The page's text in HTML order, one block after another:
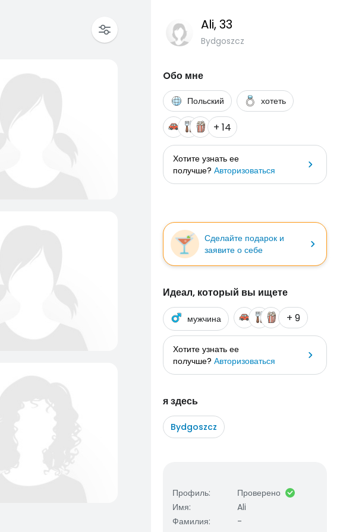
Ali, 33
Bydgoszcz
Oбо мне
Польский хотеть
+ 14
Хотите узнать ее
получше? Авторизоваться
Сделайте подарок и
заявите о себе
Идеал, который вы ищете
мужчина + 9
Хотите узнать ее
получше? Авторизоваться
я здесь
Bydgoszcz
Профиль:
Проверено
Имя:
Ali
Фамилия:
-